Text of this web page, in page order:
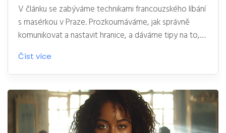
V článku se zabýváme technikami francouzského líbání
s masérkou v Praze. Prozkoumáváme, jak správně
komunikovat a nastavit hranice, a dáváme tipy na to,
jak si užít tuto intimní zkušenost. Také se věnujeme
tomu, jak si vybrat profesionální masérku a jaké
techniky francouzského líbání jsou nejúčinnější. Tento
průvodce je určený pro ty, kteří chtějí prohloubit své
znalosti a dovednosti v této oblasti. Pamatujte, že
důležitá je vzájemná důvěra a respekt.
Číst více